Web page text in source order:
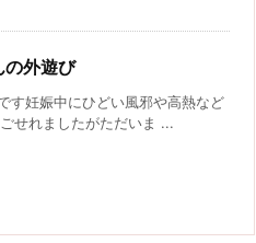
の外遊び
す妊娠中にひどい風邪や高熱など
せれましたがただいま ...